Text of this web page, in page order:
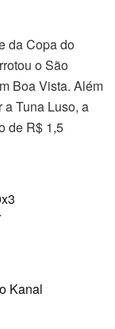
da Copa do
o São
Boa Vista. Além
a Tuna Luso, a
de R$ 1,5
Kanal